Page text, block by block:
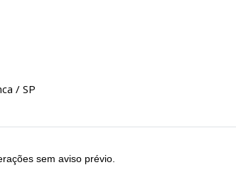
/ SP
sem aviso prévio.